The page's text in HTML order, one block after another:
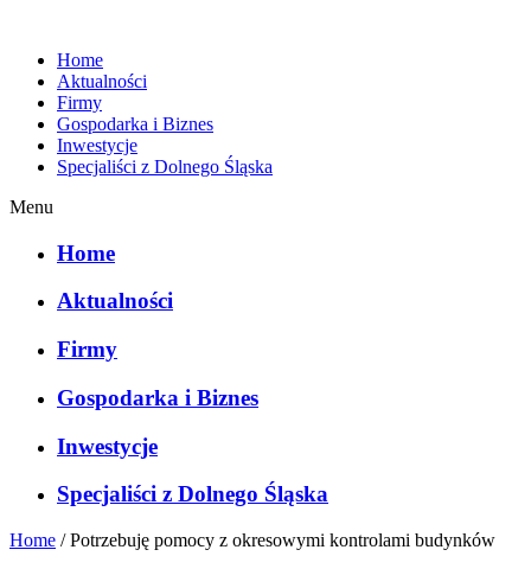
Home
Aktualności
Firmy
Gospodarka i Biznes
Inwestycje
Specjaliści z Dolnego Śląska
Menu
Home
Aktualności
Firmy
Gospodarka i Biznes
Inwestycje
Specjaliści z Dolnego Śląska
Home /Potrzebuję pomocy z okresowymi kontrolami budynków